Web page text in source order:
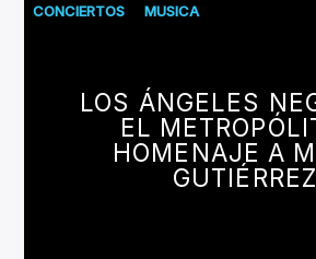
CONCIERTOS MUSICA
LOS ÁNGELES
EL
HOMENAJE A
GUTIÉRREZ